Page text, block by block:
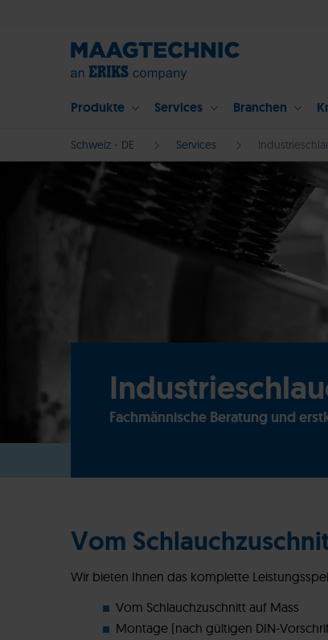
Produkte Services Branchen
Schweiz - DE Services
Fachmännische Beratung und
Vom
Wir bieten Ihnen das komplette
Vom Schlauchzuschnitt auf Mass
Montage (nach gültigen DIN-